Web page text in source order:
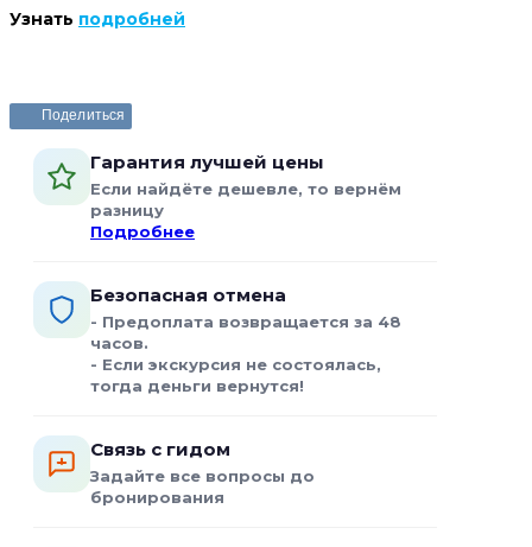
Узнать подробней
Поделиться
Гарантия лучшей цены
Если найдёте дешевле, то вернём
разницу
Подробнее
Безопасная отмена
- Предоплата возвращается за 48
часов.
- Если экскурсия не состоялась,
тогда деньги вернутся!
Связь с гидом
Задайте все вопросы до
бронирования